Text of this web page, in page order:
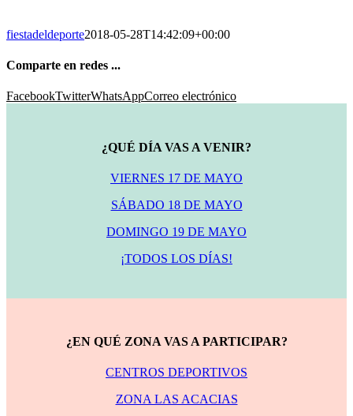
fiestadeldeporte2018-05-28T14:42:09+00:00
Comparte en redes ...
FacebookTwitterWhatsAppCorreo electrónico
¿QUÉ DÍA VAS A VENIR?
VIERNES 17 DE MAYO
SÁBADO 18 DE MAYO
DOMINGO 19 DE MAYO
¡TODOS LOS DÍAS!
¿EN QUÉ ZONA VAS A PARTICIPAR?
CENTROS DEPORTIVOS
ZONA LAS ACACIAS